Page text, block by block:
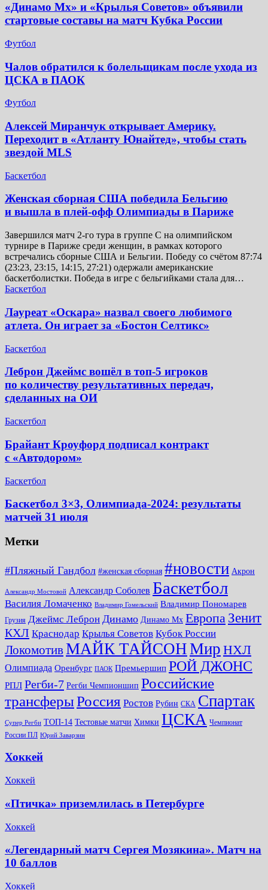
«Динамо Мх» и «Крылья Советов» объявили
стартовые составы на матч Кубка России
Футбол
Чалов обратился к болельщикам после ухода из
ЦСКА в ПАОК
Футбол
Алексей Миранчук открывает Америку.
Переходит в «Атланту Юнайтед», чтобы стать
звездой MLS
Баскетбол
Женская сборная США победила Бельгию
и вышла в плей-офф Олимпиады в Париже
Завершился матч 2-го тура в группе C на олимпийском
турнире в Париже среди женщин, в рамках которого
встречались сборные США и Бельгии. Победу со счётом 87:74
(23:23, 23:15, 14:15, 27:21) одержали американские
баскетболистки. Победа в игре с бельгийками стала для…
Баскетбол
Лауреат «Оскара» назвал своего любимого
атлета. Он играет за «Бостон Селтикс»
Баскетбол
Леброн Джеймс вошёл в топ-5 игроков
по количеству результативных передач,
сделанных на ОИ
Баскетбол
Брайант Кроуфорд подписал контракт
с «Автодором»
Баскетбол
Баскетбол 3×3, Олимпиада-2024: результаты
матчей 31 июля
Метки
#Пляжный Гандбол #женская сборная #новости Акрон
Александр Мостовой Александр Соболев Баскетбол
Василия Ломаченко Владимир Гомельский Владимир Пономарев
Грузия Джеймс Леброн Динамо Динамо Мх Европа Зенит
КХЛ Краснодар Крылья Советов Кубок России
ЛокомотивМАЙК ТАЙСОНМир НХЛ
Олимпиада Оренбург ПАОК Премьершип РОЙ ДЖОНС
РПЛ Регби-7 Регби Чемпионшип Российские
трансферыРоссия Ростов Рубин СКА Спартак
Супер Регби ТОП-14 Тестовые матчи Химки ЦСКА Чемпионат
России ПЛ Юрий Заварзин
Хоккей
Хоккей
«Птичка» приземлилась в Петербурге
Хоккей
«Легендарный матч Сергея Мозякина». Матч на
10 баллов
Хоккей